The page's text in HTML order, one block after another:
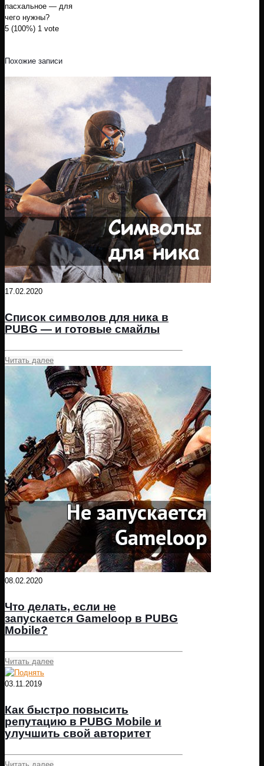
пасхальное — для
чего нужны?
5 (100%) 1 vote
Похожие записи
17.02.2020
Список символов для ника в
PUBG — и готовые смайлы
Читать далее
08.02.2020
Что делать, если не
запускается Gameloop в PUBG
Mobile?
Читать далее
03.11.2019
Как быстро повысить
репутацию в PUBG Mobile и
улучшить свой авторитет